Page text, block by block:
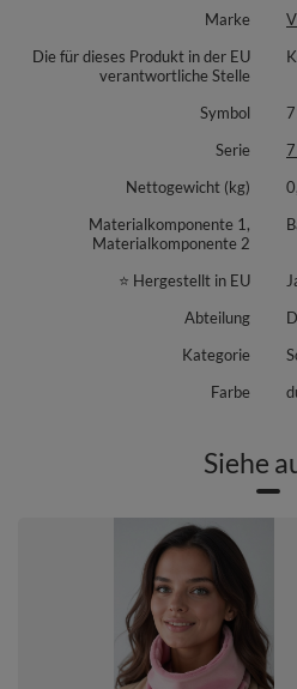
über den Kopf ziehen, der Rundschal
elegante wie lässige Looks.
hautfreundlich, angenehm wärmend
Augenmerk auf Komfort und
Ein vielseitiges Damen-Accessoire, das
Marke
Die für dieses Produkt in der EU
verantwortliche Stelle
Symbol
Serie
Nettogewicht (kg)
Materialkomponente 1,
Materialkomponente 2
⭐ Hergestellt in EU
Abteilung
Kategorie
Farbe
Siehe